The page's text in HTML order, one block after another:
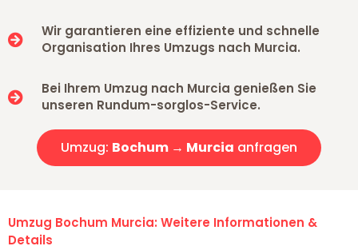
Wir garantieren eine effiziente und schnelle
Organisation Ihres Umzugs nach Murcia.
Bei Ihrem Umzug nach Murcia genießen Sie
unseren Rundum-sorglos-Service.
Umzug: Bochum → Murcia anfragen
Umzug Bochum Murcia: Weitere Informationen &
Details